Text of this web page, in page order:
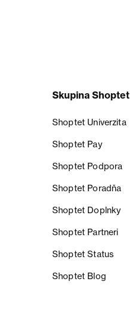
Skupina Shoptet
Shoptet Univerzita
Shoptet Pay
Shoptet Podpora
Shoptet Poradňa
Shoptet Doplnky
Shoptet Partneri
Shoptet Status
Shoptet Blog